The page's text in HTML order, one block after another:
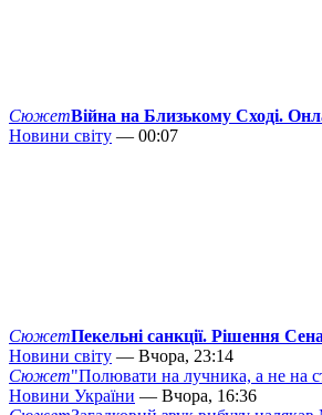
СюжетВійна на Близькому Сході.
Новини світу — 00:07
СюжетПекельні санкції. Рішення
Новини світу — Вчора, 23:14
Сюжет"Полювати на лучника, а не на
Новини України — Вчора, 16:36